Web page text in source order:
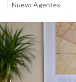
Nuevo Agentes